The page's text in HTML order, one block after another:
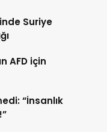
Suriye
AFD için
“İnsanlık